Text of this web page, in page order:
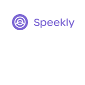
Speekly